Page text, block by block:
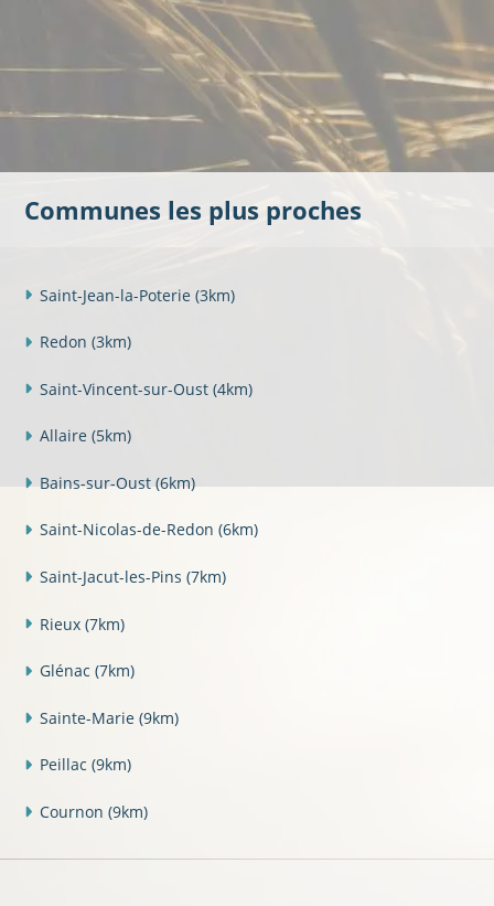
Communes les plus proches
Saint-Jean-la-Poterie (3km)
Redon (3km)
Saint-Vincent-sur-Oust (4km)
Allaire (5km)
Bains-sur-Oust (6km)
Saint-Nicolas-de-Redon (6km)
Saint-Jacut-les-Pins (7km)
Rieux (7km)
Glénac (7km)
Sainte-Marie (9km)
Peillac (9km)
Cournon (9km)